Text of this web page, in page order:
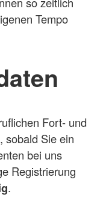
Tempo
Fort- und
sobald Sie ein
bei uns
Registrierung
.